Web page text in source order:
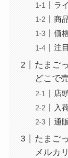
ラ
商
価
注
たまご
どこで
店
入
通
たまご
メルカ